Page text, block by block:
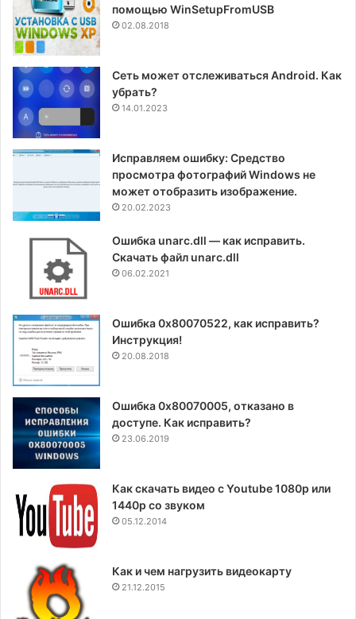
помощью WinSetupFromUSB
02.08.2018
Сеть может отслеживаться Android. Как
убрать?
14.01.2023
Исправляем ошибку: Средство
просмотра фотографий Windows не
может отобразить изображение.
20.02.2023
Ошибка unarc.dll — как исправить.
Скачать файл unarc.dll
06.02.2021
Ошибка 0x80070522, как исправить?
Инструкция!
20.08.2018
Ошибка 0x80070005, отказано в
доступе. Как исправить?
23.06.2019
Как скачать видео с Youtube 1080p или
1440p со звуком
05.12.2014
Как и чем нагрузить видеокарту
21.12.2015